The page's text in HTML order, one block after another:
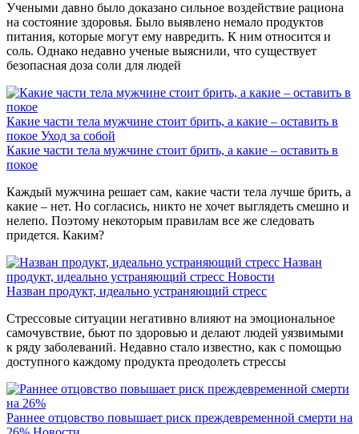
Учеными давно было доказано сильное воздействие рациона
на состояние здоровья. Было выявлено немало продуктов
питания, которые могут ему навредить. К ним относится и
соль. Однако недавно ученые выяснили, что существует
безопасная доза соли для людей
Какие части тела мужчине стоит брить, а какие – оставить в
покое Уход за собой
Какие части тела мужчине стоит брить, а какие – оставить в
покое
Каждый мужчина решает сам, какие части тела лучше брить, а
какие – нет. Но согласись, никто не хочет выглядеть смешно и
нелепо. Поэтому некоторым правилам все же следовать
придется. Каким?
Назван
продукт, идеально устраняющий стресс Новости
Назван продукт, идеально устраняющий стресс
Стрессовые ситуации негативно влияют на эмоциональное
самочувствие, бьют по здоровью и делают людей уязвимыми
к ряду заболеваний. Недавно стало известно, как с помощью
доступного каждому продукта преодолеть стрессы
Раннее отцовство повышает риск преждевременной смерти на